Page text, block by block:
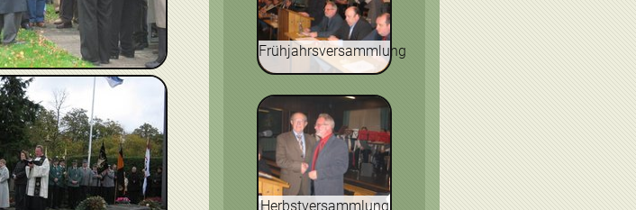
Frühjahrsversammlung
Herbstversammlung